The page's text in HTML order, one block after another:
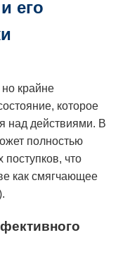
его
крайне
которое
над действиями. В
полностью
поступков, что
как смягчающее